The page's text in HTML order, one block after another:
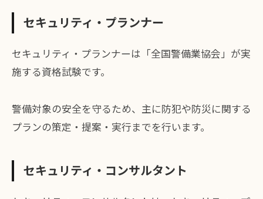
セキュリティ・プランナー
セキュリティ・プランナーは「全国警備業協会」が実
施する資格試験です。
警備対象の安全を守るため、主に防犯や防災に関する
プランの策定・提案・実行までを行います。
セキュリティ・コンサルタント